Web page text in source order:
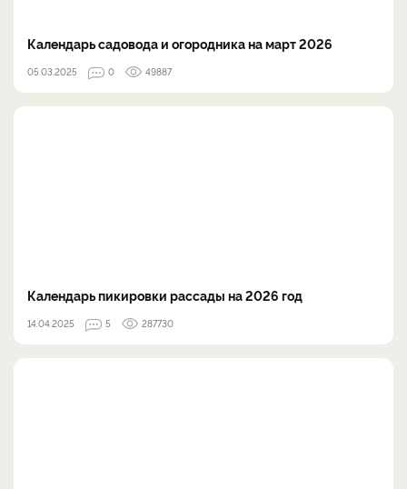
Календарь садовода и огородника на март 2026
05.03.2025 0 49887
Календарь пикировки рассады на 2026 год
14.04.2025 5 287730